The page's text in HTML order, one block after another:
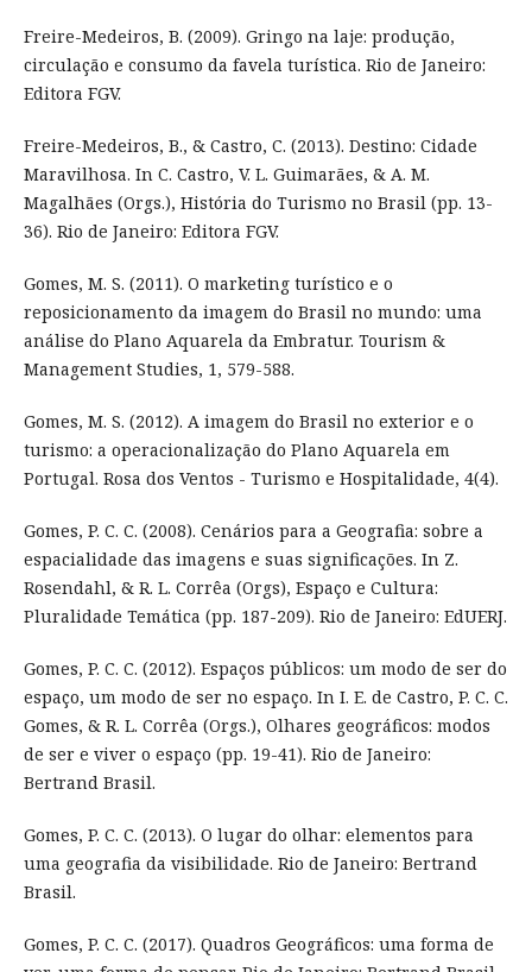
Freire-Medeiros, B. (2009). Gringo na laje: produção,
circulação e consumo da favela turística. Rio de Janeiro:
Editora FGV.
Freire-Medeiros, B., & Castro, C. (2013). Destino: Cidade
Maravilhosa. In C. Castro, V. L. Guimarães, & A. M.
Magalhães (Orgs.), História do Turismo no Brasil (pp. 13-
36). Rio de Janeiro: Editora FGV.
Gomes, M. S. (2011). O marketing turístico e o
reposicionamento da imagem do Brasil no mundo: uma
análise do Plano Aquarela da Embratur. Tourism &
Management Studies, 1, 579-588.
Gomes, M. S. (2012). A imagem do Brasil no exterior e o
turismo: a operacionalização do Plano Aquarela em
Portugal. Rosa dos Ventos - Turismo e Hospitalidade, 4(4).
Gomes, P. C. C. (2008). Cenários para a Geografia: sobre a
espacialidade das imagens e suas significações. In Z.
Rosendahl, & R. L. Corrêa (Orgs), Espaço e Cultura:
Pluralidade Temática (pp. 187-209). Rio de Janeiro: EdUERJ.
Gomes, P. C. C. (2012). Espaços públicos: um modo de ser do
espaço, um modo de ser no espaço. In I. E. de Castro, P. C. C.
Gomes, & R. L. Corrêa (Orgs.), Olhares geográficos: modos
de ser e viver o espaço (pp. 19-41). Rio de Janeiro:
Bertrand Brasil.
Gomes, P. C. C. (2013). O lugar do olhar: elementos para
uma geografia da visibilidade. Rio de Janeiro: Bertrand
Brasil.
Gomes, P. C. C. (2017). Quadros Geográficos: uma forma de